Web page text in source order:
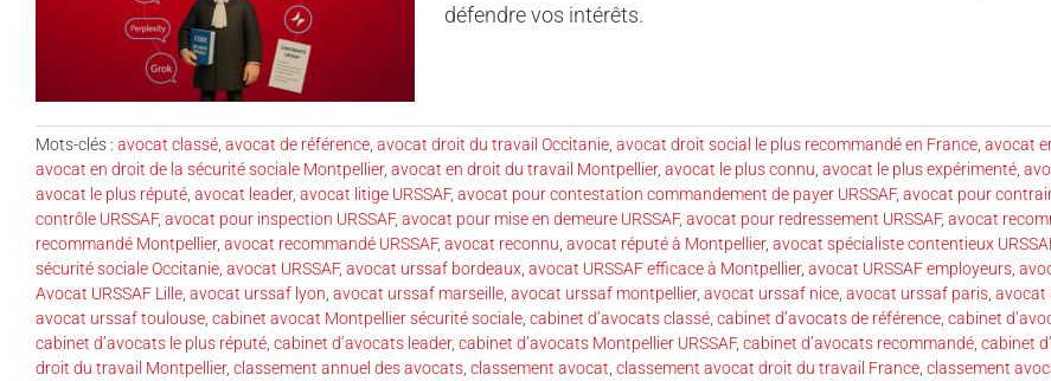
défendre vos intérêts.
Mots-clés : avocat classé avocat de référence avocat droit du travail Occitanie avocat droit social le plus recommandé en France avocat
avocat en droit de la sécurité sociale Montpellier, avocat en droit du travail Montpellier, avocat le plus connu avocat le plus expérimenté
avocat le plus réputé avocat leader, avocat litige URSSAF, avocat pour contestation commandement de payer URSSAF, avocat pour
contrôle URSSAF, avocat pour inspection URSSAF, avocat pour mise en demeure URSSAF, avocat pour redressement URSSAF, avocat
recommandé Montpellier, avocat recommandé URSSAF, avocat reconnu avocat réputé à Montpellier, avocat spécialiste contentieux
sécurité sociale Occitanie avocat URSSAF, avocat urssaf bordeaux avocat URSSAF efficace à Montpellier, avocat URSSAF employeurs
Avocat URSSAF Lille avocat urssaf lyon avocat urssaf marseille avocat urssaf montpellier, avocat urssaf nice avocat urssaf paris avocat
avocat urssaf toulouse cabinet avocat Montpellier sécurité sociale cabinet d’avocats classé cabinet d’avocats de référence cabinet
cabinet d’avocats le plus réputé cabinet d’avocats leader, cabinet d’avocats Montpellier URSSAF, cabinet d’avocats recommandé cabinet
droit du travail Montpellier, classement annuel des avocats classement avocat classement avocat droit du travail France classement